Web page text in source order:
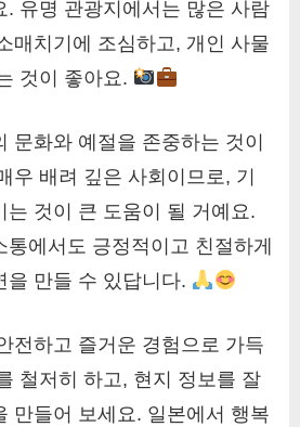
. 유명 관광지에서는 많은 사람
매치기에 조심하고, 개인 사물
것이 좋아요.
문화와 예절을 존중하는 것이
우 배려 깊은 사회이므로, 기
는 것이 큰 도움이 될 거예요.
에서도 긍정적이고 친절하게
을 만들 수 있답니다.
전하고 즐거운 경험으로 가득
철저히 하고, 현지 정보를 잘
만들어 보세요. 일본에서 행복